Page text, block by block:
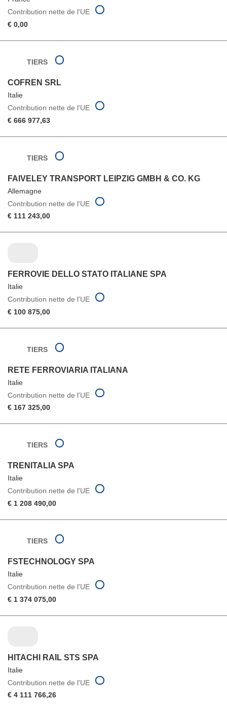
Contribution nette de l'UE
€ 0,00
TIERS
COFREN SRL
Italie
Contribution nette de l'UE
€ 666 977,63
TIERS
FAIVELEY TRANSPORT LEIPZIG GMBH & CO. KG
Allemagne
Contribution nette de l'UE
€ 111 243,00
FERROVIE DELLO STATO ITALIANE SPA
Italie
Contribution nette de l'UE
€ 100 875,00
TIERS
RETE FERROVIARIA ITALIANA
Italie
Contribution nette de l'UE
€ 167 325,00
TIERS
TRENITALIA SPA
Italie
Contribution nette de l'UE
€ 1 208 490,00
TIERS
FSTECHNOLOGY SPA
Italie
Contribution nette de l'UE
€ 1 374 075,00
HITACHI RAIL STS SPA
Italie
Contribution nette de l'UE
€ 4 111 766,26